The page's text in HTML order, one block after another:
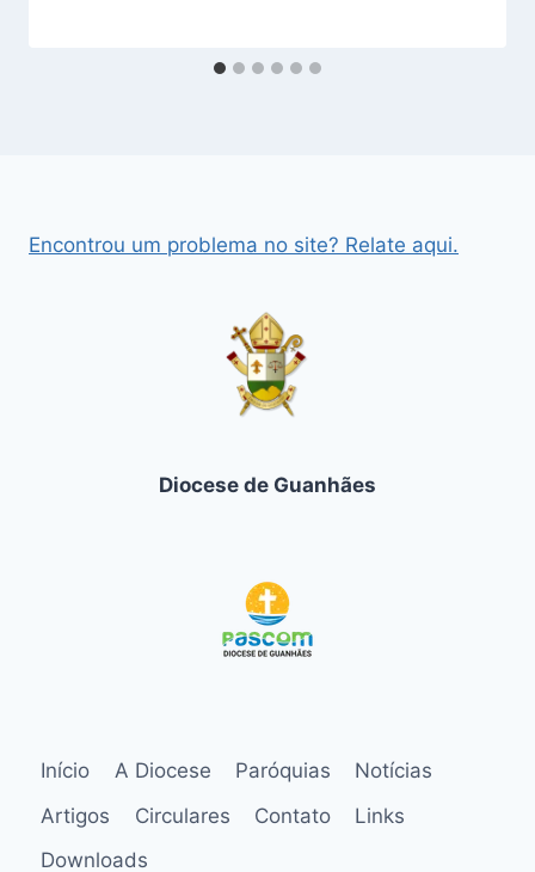
Encontrou um problema no site? Relate aqui.
Diocese de Guanhães
Início A Diocese Paróquias
Notícias
Artigos
Circulares Contato
Links
Downloads